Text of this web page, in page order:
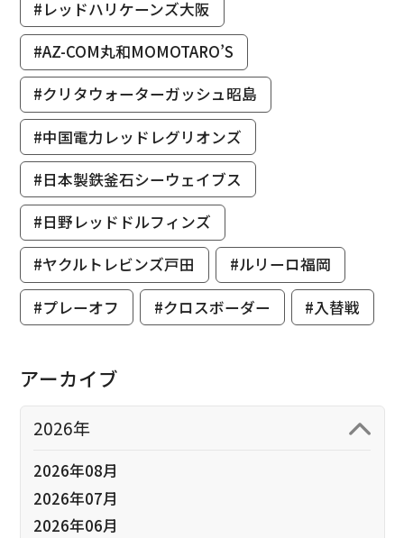
#レッドハリケーンズ大阪
#AZ-COM丸和MOMOTARO’S
#クリタウォーターガッシュ昭島
#中国電力レッドレグリオンズ
#日本製鉄釜石シーウェイブス
#日野レッドドルフィンズ
#ヤクルトレビンズ戸田
#ルリーロ福岡
#プレーオフ
#クロスボーダー #入替戦
アーカイブ
2026年
2026年08月
2026年07月
2026年06月